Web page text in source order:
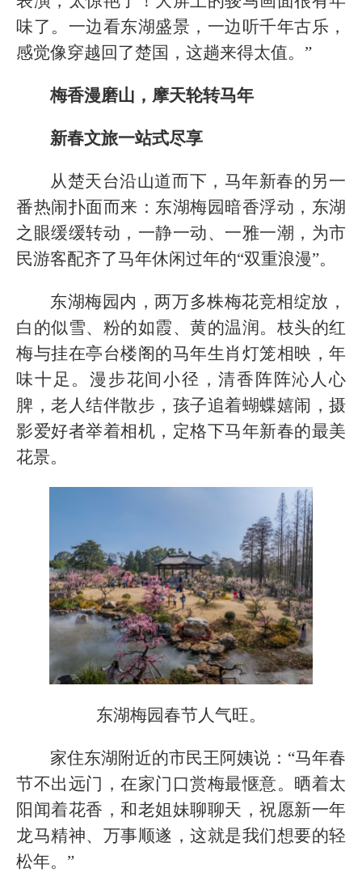
味了。一边看东湖盛景，一边听千年古乐，
感觉像穿越回了楚国，这趟来得太值。”
梅香漫磨山，摩天轮转马年
新春文旅一站式尽享
从楚天台沿山道而下，马年新春的另一
番热闹扑面而来：东湖梅园暗香浮动，东湖
之眼缓缓转动，一静一动、一雅一潮，为市
民游客配齐了马年休闲过年的“双重浪漫”。
东湖梅园内，两万多株梅花竞相绽放，
白的似雪、粉的如霞、黄的温润。枝头的红
梅与挂在亭台楼阁的马年生肖灯笼相映，年
味十足。漫步花间小径，清香阵阵沁人心
脾，老人结伴散步，孩子追着蝴蝶嬉闹，摄
影爱好者举着相机，定格下马年新春的最美
花景。
东湖梅园春节人气旺。
家住东湖附近的市民王阿姨说：“马年春
节不出远门，在家门口赏梅最惬意。晒着太
阳闻着花香，和老姐妹聊聊天，祝愿新一年
龙马精神、万事顺遂，这就是我们想要的轻
松年。”